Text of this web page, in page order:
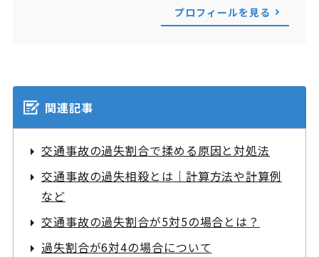
プロフィールを見る
関連記事
交通事故の過失割合で揉める原因と対処法
交通事故の過失相殺とは｜計算方法や計算例
など
交通事故の過失割合が5対5の場合とは？
過失割合が6対4の場合について